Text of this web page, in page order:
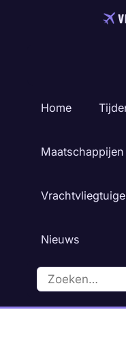
Home
Maatschappijen
Nieuws